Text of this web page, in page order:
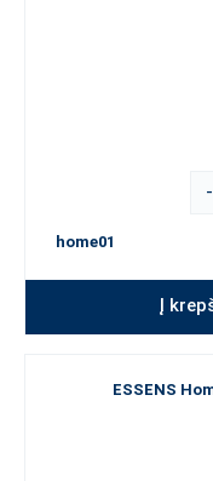
-
home01
Į
ESSENS